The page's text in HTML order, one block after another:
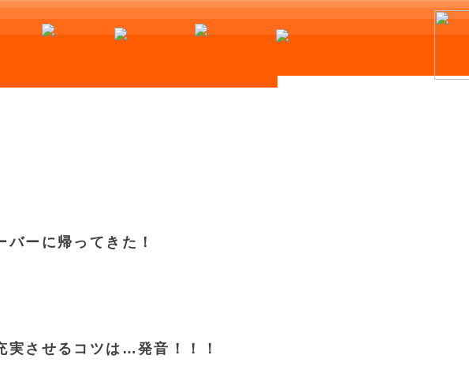
ーに帰ってきた！
実させるコツは…発音！！！